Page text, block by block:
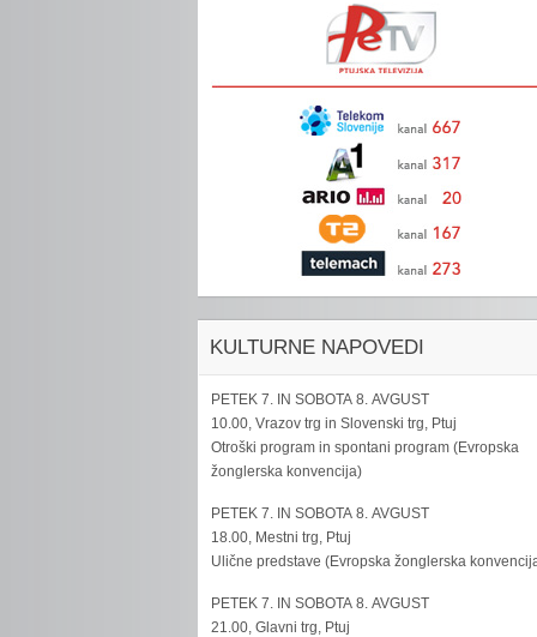
KULTURNE NAPOVEDI
PETEK 7. IN SOBOTA 8. AVGUST
10.00, Vrazov trg in Slovenski trg, Ptuj
Otroški program in spontani program (Evropska
žonglerska konvencija)
PETEK 7. IN SOBOTA 8. AVGUST
18.00, Mestni trg, Ptuj
Ulične predstave (Evropska žonglerska
PETEK 7. IN SOBOTA 8. AVGUST
21.00, Glavni trg, Ptuj